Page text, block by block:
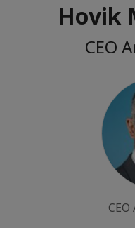
Hovik
CEO